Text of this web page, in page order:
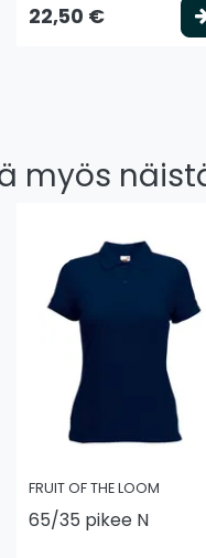
vaihtoehto
22,50 €
myös
FRUIT OF THE LOOM
65/35 pikee N